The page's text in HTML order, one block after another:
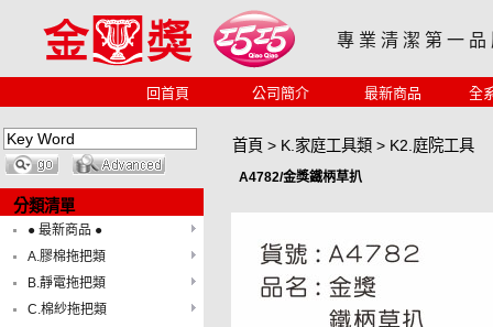
專 業 清 潔 第 一 品
回首頁 公司簡介 最新商品 全
分類清單
● 最新商品 ●
A.膠棉拖把類
B.靜電拖把類
C.棉紗拖把類
首頁 > K.家庭工具類 > K2.庭院工具
A4782/金獎鐵柄草扒